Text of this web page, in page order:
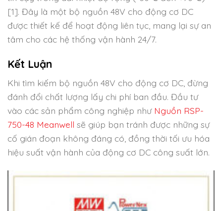
[1]. Đây là một bộ nguồn 48V cho động cơ DC
được thiết kế để hoạt động liên tục, mang lại sự an
tâm cho các hệ thống vận hành 24/7.
Kết Luận
Khi tìm kiếm bộ nguồn 48V cho động cơ DC, đừng
đánh đổi chất lượng lấy chi phí ban đầu. Đầu tư
vào các sản phẩm công nghiệp như Nguồn RSP-
750-48 Meanwell sẽ giúp bạn tránh được những sự
cố gián đoạn không đáng có, đồng thời tối ưu hóa
hiệu suất vận hành của động cơ DC công suất lớn.